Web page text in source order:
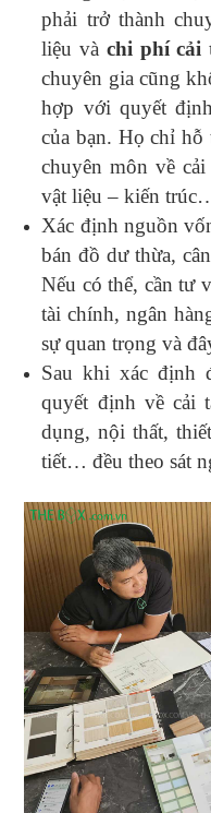
phải trở thành
liệu và chi phí cải
chuyên gia cũng
hợp với quyết
của bạn. Họ chỉ
chuyên môn về
vật liệu – kiến
Xác định nguồn
bán đồ dư thừa,
Nếu có thể, cần tư
tài chính, ngân
sự quan trọng và
Sau khi xác định
quyết định về cải
dụng, nội thất,
tiết… đều theo sát